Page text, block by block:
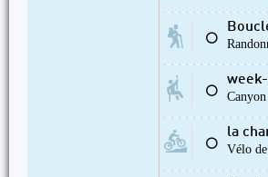
⚪
⚪
Canyon
⚪
la
Vélo